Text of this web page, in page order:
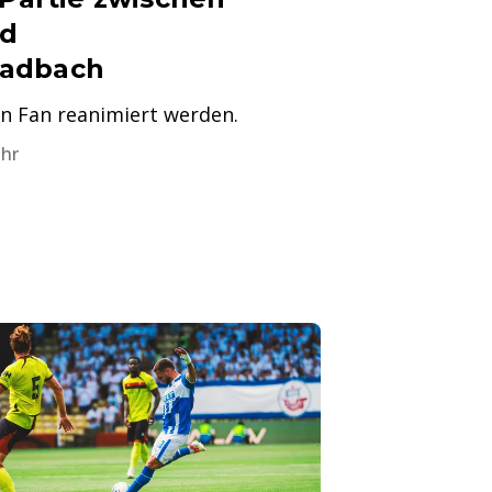
Fan reanimiert werden.